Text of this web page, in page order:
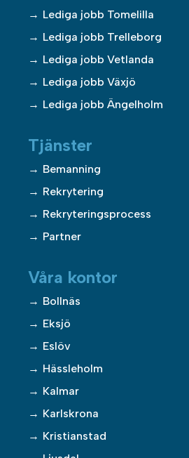
Lediga jobb Tomelilla
Lediga jobb Trelleborg
Lediga jobb Vetlanda
Lediga jobb Växjö
Lediga jobb Ängelholm
Tjänster
Bemanning
Rekrytering
Rekryteringsprocess
Partner
Våra kontor
Bollnäs
Eksjö
Eslöv
Hässleholm
Kalmar
Karlskrona
Kristianstad